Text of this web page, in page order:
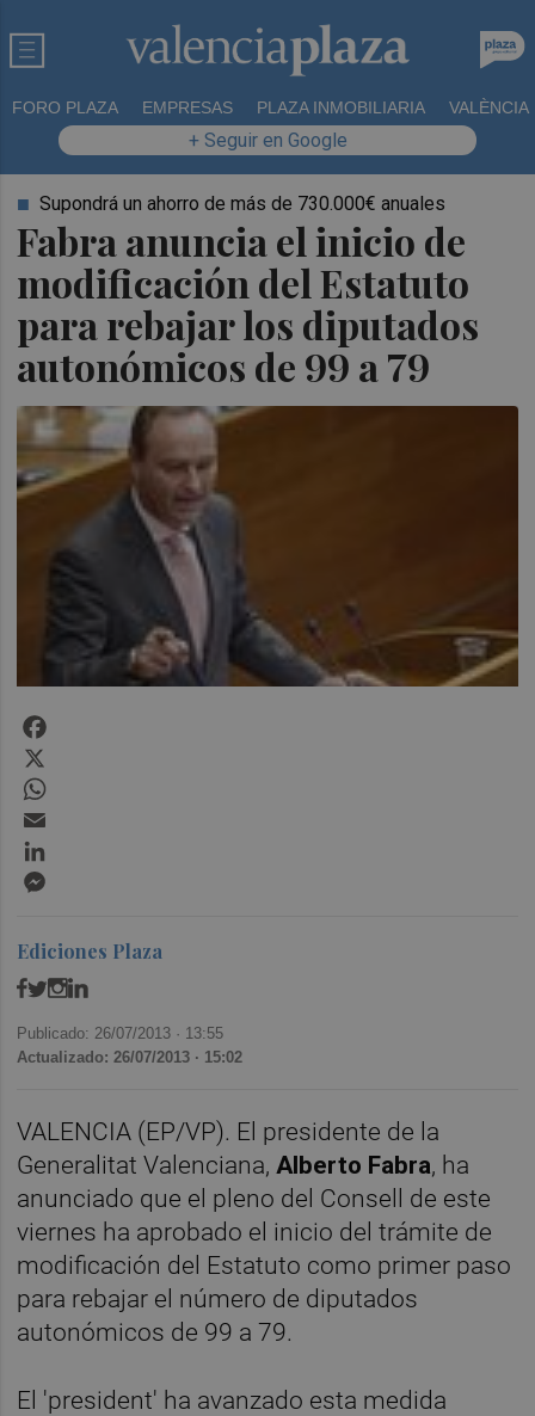
FORO PLAZA EMPRESAS PLAZA INMOBILIARIA VALÈNCIA
+ Seguir en Google
Fabra anuncia el inicio de
modificación del Estatuto
para rebajar los diputados
autonómicos de 99 a 79
Supondrá un ahorro de más de 730.000€ anuales
Ediciones Plaza
Publicado: 26/07/2013 · 13:55
Actualizado: 26/07/2013 · 15:02
VALENCIA (EP/VP). El presidente de la
Generalitat Valenciana, Alberto Fabra, ha
anunciado que el pleno del Consell de este
viernes ha aprobado el inicio del trámite de
modificación del Estatuto como primer paso
para rebajar el número de diputados
autonómicos de 99 a 79.
El 'president' ha avanzado esta medida